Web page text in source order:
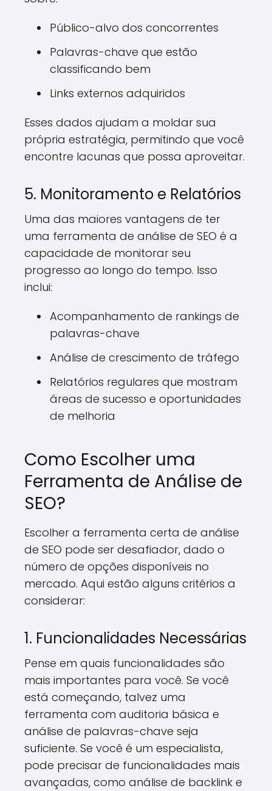
Público-alvo dos concorrentes
Palavras-chave que estão
classificando bem
Links externos adquiridos
Esses dados ajudam a moldar sua
própria estratégia, permitindo que você
encontre lacunas que possa aproveitar.
5. Monitoramento e Relatórios
Uma das maiores vantagens de ter
uma ferramenta de análise de SEO é a
capacidade de monitorar seu
progresso ao longo do tempo. Isso
inclui:
Acompanhamento de rankings de
palavras-chave
Análise de crescimento de tráfego
Relatórios regulares que mostram
áreas de sucesso e oportunidades
de melhoria
Como Escolher uma
Ferramenta de Análise de
SEO?
Escolher a ferramenta certa de análise
de SEO pode ser desafiador, dado o
número de opções disponíveis no
mercado. Aqui estão alguns critérios a
considerar:
1. Funcionalidades Necessárias
Pense em quais funcionalidades são
mais importantes para você. Se você
está começando, talvez uma
ferramenta com auditoria básica e
análise de palavras-chave seja
suficiente. Se você é um especialista,
pode precisar de funcionalidades mais
avançadas, como análise de backlink e